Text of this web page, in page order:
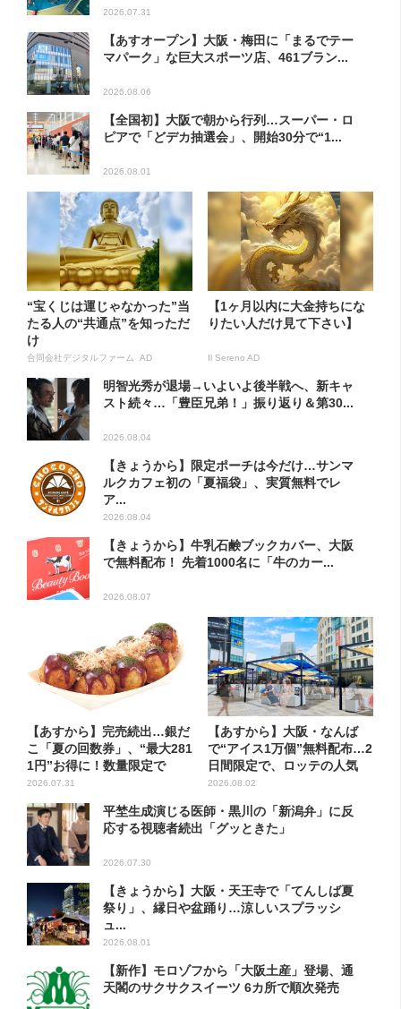
2026.07.31
【あすオープン】大阪・梅田に「まるでテー
マパーク」な巨大スポーツ店、461ブラン...
2026.08.06
【全国初】大阪で朝から行列…スーパー・ロ
ピアで「どデカ抽選会」、開始30分で“1...
2026.08.01
“宝くじは運じゃなかった”当
たる人の“共通点”を知っただ
け
合同会社デジタルファーム AD
【1ヶ月以内に大金持ちにな
りたい人だけ見て下さい】
Il Sereno AD
明智光秀が退場→いよいよ後半戦へ、新キャ
スト続々…「豊臣兄弟！」振り返り＆第30...
2026.08.04
【きょうから】限定ポーチは今だけ…サンマ
ルクカフェ初の「夏福袋」、実質無料でレ
ア...
2026.08.04
【きょうから】牛乳石鹸ブックカバー、大阪
で無料配布！ 先着1000名に「牛のカー...
2026.08.07
【あすから】完売続出…銀だ
こ「夏の回数券」、“最大281
1円”お得に！数量限定で
2026.07.31
【あすから】大阪・なんば
で“アイス1万個”無料配布…2
日間限定で、ロッテの人気
商...
2026.08.02
平埜生成演じる医師・黒川の「新潟弁」に反
応する視聴者続出「グッときた」
2026.07.30
【きょうから】大阪・天王寺で「てんしば夏
祭り」、縁日や盆踊り…涼しいスプラッシ
ュ...
2026.08.01
【新作】モロゾフから「大阪土産」登場、通
天閣のサクサクスイーツ 6カ所で順次発売